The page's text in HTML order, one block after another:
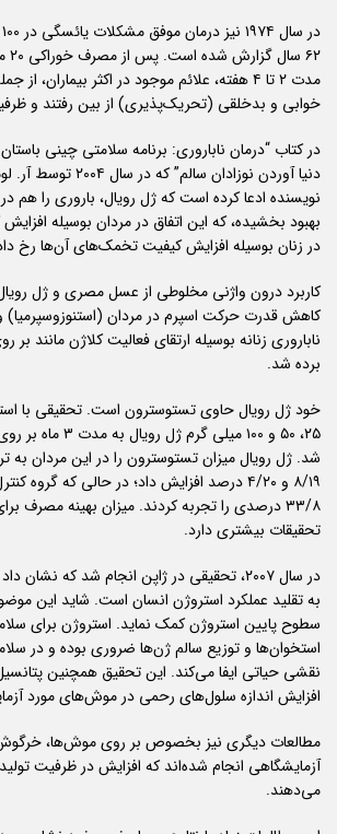
مدت ۲ تا ۴ هفته، علائم موجود در اکثر بیماران،
خوابی و بدخلقی (تحریک‌پذیری) از بین رفتند و
در کتاب “درمان ناباروری: برنامه سلامتی چینی
دنیا آوردن نوزادان
نویسنده ادعا کرده است که ژل رویال، باروری را هم
بهبود بخشیده، که این اتفاق در مردان بوسیله
در زنان بوسیله افزایش کیفیت تخمک‌های آن‌ها رخ
کاربرد درون واژنی مخلوطی از عسل مصری و ژل
کاهش قدرت حرکت اسپرم در مردان
ناباروری زنانه بوسیله ارتقای فعالیت کلاژن مانند
برده شد.
خود ژل رویال حاوی تستوسترون است. تحقیقی با
۲۵، ۵۰ و ۱۰۰ میلی گرم
۸/۱۹ و ۴/۲۰ درصد افزایش داد؛ در حالی که
۳۳/۸ درصدی را تجربه کردند. میزان بهینه مصرف
تحقیقات بیشتری دارد.
در سال ۲۰۰۷، تحقیقی در ژاپن انجام شد که
به تقلید عملکرد استروژن انسان است. شاید این
سطوح پایین استروژن کمک نماید. استروژن برای
استخوان‌ها و توزیع سالم ژن‌ها ضروری بوده و در
نقشی حیاتی ایفا می‌کند. این تحقیق همچنین
افزایش اندازه سلول‌های رحمی در موش‌های مورد
مطالعات دیگری نیز بخصوص بر روی موش‌ها،
آزمایشگاهی انجام شده‌اند که افزایش در ظرفیت
می‌دهند.